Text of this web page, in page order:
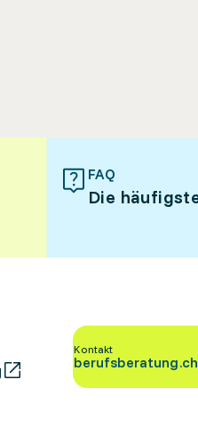
FAQ
Die
Kontakt